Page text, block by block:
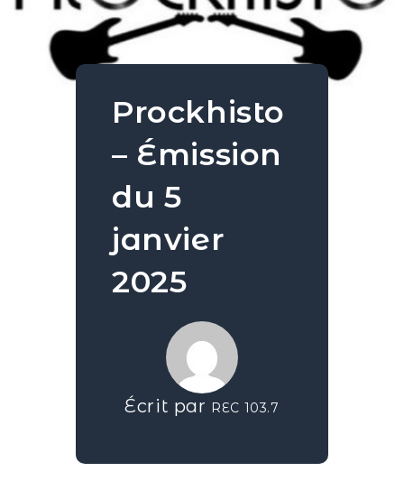
Prockhisto
– Émission
du 5
janvier
2025
Écrit par REC 103.7